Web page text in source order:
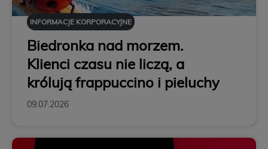
INFORMACJE KORPORACYJNE
Biedronka nad morzem.
Klienci czasu nie liczą, a
królują frappuccino i pieluchy
09.07.2026